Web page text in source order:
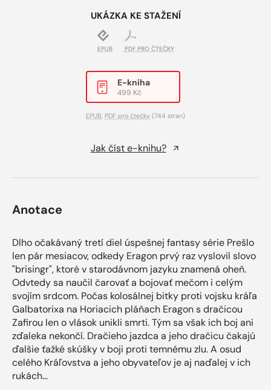
UKÁZKA KE STAŽENÍ
EPUB PDF PRO ČTEČKY
E-kniha
499 Kč
EPUB, PDF pro čtečky (744 stran)
Jak číst e-knihu?
Anotace
Dlho očakávaný tretí diel úspešnej fantasy série Prešlo
len pár mesiacov, odkedy Eragon prvý raz vyslovil slovo
"brisingr", ktoré v starodávnom jazyku znamená oheň.
Odvtedy sa naučil čarovať a bojovať mečom i celým
svojím srdcom. Počas kolosálnej bitky proti vojsku kráľa
Galbatorixa na Horiacich pláňach Eragon s dračicou
Zafirou len o vlások unikli smrti. Tým sa však ich boj ani
zďaleka nekončí. Dračieho jazdca a jeho dračicu čakajú
ďalšie ťažké skúšky v boji proti temnému zlu. A osud
celého Kráľovstva a jeho obyvateľov je aj naďalej v ich
rukách…